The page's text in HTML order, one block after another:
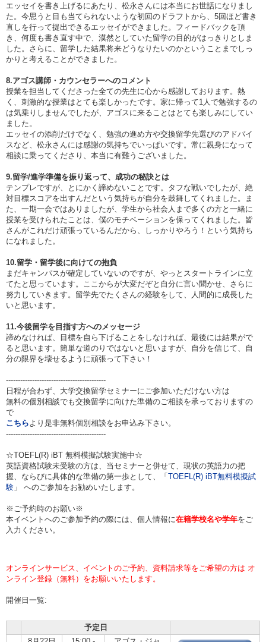
エッセイを書き上げるにあたり、松永さんには本当にお世話になりまし
た。今思うと目も当てられないような初回のドラフトから、5回ほど書き
直しを行って提出できるエッセイができました。フィードバックを頂
き、何度も書き直す中で、漠然としていた留学の目的がはっきりとしま
した。さらに、留学した結果将来どうなりたいのかということまでしっ
かりと考えることができました。
8.アゴス講師・カウンセラーへのコメント
授業を担当してくださった全ての先生に心から感謝しております。熱
く、刺激的な授業はとても楽しかったです。家に帰って1人で勉強するの
は気乗りしませんでしたが、アゴスに来ることはとても楽しみにしてい
ました。
エッセイの添削だけでなく、勉強の進め方や交換留学先選びのアドバイ
スなど、松永さんには感謝の気持ちでいっぱいです。常に親身になって
相談に乗ってくださり、本当に有難うございました。
9.留学/進学準備を振り返って、成功の秘訣とは
テンプレですが、とにかく諦めないことです。タフな戦いでしたが、絶
対目標スコアを出すんだという気持ちが自分を鼓舞してくれました。ま
た、一期一会ではありましたが、学生から社会人まで多くの方と一緒に
授業を受けられたことは、僕のモチベーションを保ってくれました。皆
さんがこれだけ頑張っているんだから、しっかりやろう！という気持ち
になれました。
10.留学・留学後に向けての抱負
まだキャンパスが確定していないのですが、やっとスタートラインに立
てたと思っています。ここからが大変だぞと自分に言い聞かせ、さらに
努力していきます。留学先でたくさんの経験をして、人間的に成長した
いと思います。
11.今後留学を目指す方へのメッセージ
諦めなければ、目標を自ら下げることをしなければ、最後には結果がで
ると思います。簡単な道のりではないと思いますが、自分を信じて、自
分の限界を壊せるように頑張って下さい！
------------------------------------------
日程が合わず、大学交換留学セミナーにご参加いただけない方は
無料の個別相談でも交換留学に向けた準備のご相談を承っておりますの
で
こちらより是非無料個別相談をお申込み下さい。
------------------------------------------
☆TOEFL(R) iBT 無料模擬試験実施中☆
英語資格試験未受験の方は、当セミナーと併せて、現状の英語力の把
握、ならびに具体的な準備の第一歩として、「 TOEFL(R) iBT無料模擬試
験 」 へのご参加をお勧めいたします。
※ご予約時のお願い※
本イベントへのご参加予約の際には、個人情報に在籍学校名や学年をご
入力ください。
オンラインサービス、イベントのご予約、資料請求等をご希望の方は オ
ンライン登録（無料）をお願いいたします。
開催日一覧:
予定日